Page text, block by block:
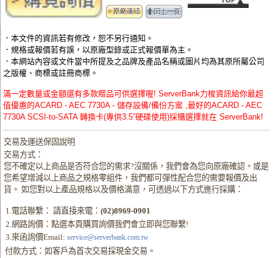
．本文件的資訊若有修改，恕不另行通知。
．規格或報價若有誤，以原廠型錄或正式報價單為主。
．本網站內容或文件當中所提及之品牌及產品名稱或圖片均為其原所屬公司
之版權、商標或註冊商標。
滿一定數量或金額還有多款贈品可供選擇喔! ServerBank力梭資訊給你最超
值優惠的ACARD - AEC 7730A - 儲存設備/備份方案 ,最好的ACARD - AEC
7730A SCSI-to-SATA 轉換卡(專供3.5”硬碟使用)採購選擇就在 ServerBank!
交易及運送保固說明
交易方式：
您不確定以上商品是否符合您的需求?沒關係，我們會為您向原廠確認。或是
您希望增減以上商品之規格零組件，我們都可彈性配合您的需要報價及出
貨。 如您對以上產品規格以及價格滿意，可透過以下方式進行採購：
1.電話聯繫： 請直接來電：(02)8969-0901
2.網路詢價：點選本頁購買詢價我們會立即與您聯繫!
3.來函詢價Email: service@serverbank.com.tw
付款方式：如客戶為首次交易採現金交易。